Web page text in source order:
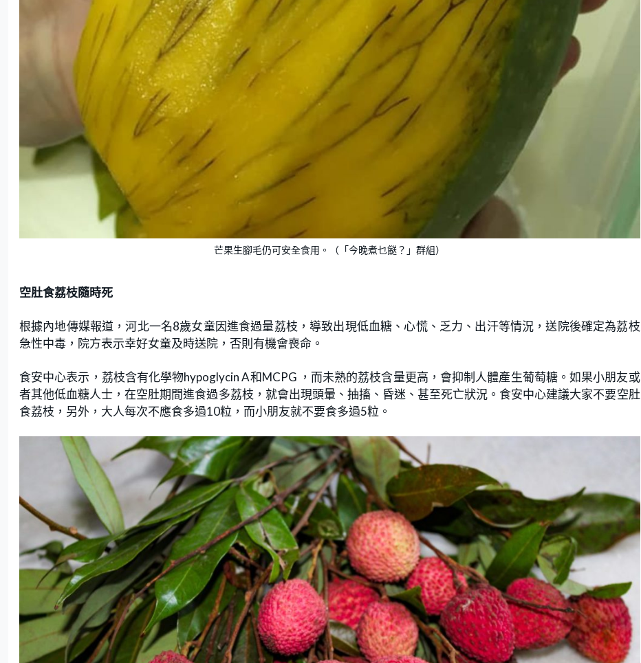
芒果生腳毛仍可安全食用。（「今晚煮乜餸？」群組）
空肚食荔枝隨時死
根據內地傳媒報道，河北一名8歲女童因進食過量荔枝，導致出現低血糖、心慌、乏力、出汗等情況，送院後確定為荔枝
急性中毒，院方表示幸好女童及時送院，否則有機會喪命。
食安中心表示，荔枝含有化學物hypoglycin A和MCPG ，而未熟的荔枝含量更高，會抑制人體產生葡萄糖。如果小朋友或
者其他低血糖人士，在空肚期間進食過多荔枝，就會出現頭暈、抽搐、昏迷、甚至死亡狀況。食安中心建議大家不要空肚
食荔枝，另外，大人每次不應食多過10粒，而小朋友就不要食多過5粒。